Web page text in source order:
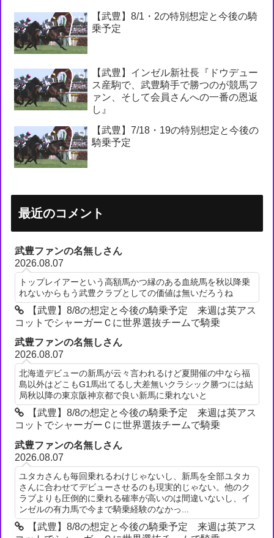
【武豊】8/1・2の特別想定と今後の騎
乗予定
【武豊】インゼル新社長『ドウデュー
ス産駒で、武豊騎手で勝つのが競馬フ
ァン、そして会員さんへの一番の恩返
し』
【武豊】7/18・19の特別想定と今後の
騎乗予定
最近のコメント
武豊ファンの名無しさん
2026.08.07
トップレイアーという高額馬かつ縁のある血統馬を秋以降乗
れないからもう武豊クラブとしての価値は無いだろうね
【武豊】8/8の想定と今後の騎乗予定 来週は英アス
コットでシャーガーＣに世界選抜チームで騎乗
武豊ファンの名無しさん
2026.08.07
北海道デビューの新馬が云々言われるけど夏開催の中なら福
島以外はどこもG1馬出てるし大差無いクラシック勝つには結
局秋以降の東京阪神京都で良い新馬に乗れないと
【武豊】8/8の想定と今後の騎乗予定 来週は英アス
コットでシャーガーＣに世界選抜チームで騎乗
武豊ファンの名無しさん
2026.08.07
ユタカさんも毎回乗れるわけじゃないし、新馬を全部ユタカ
さんに合わせてデビューさせるのも現実的じゃない。他のク
ラブよりも圧倒的に乗れる確率が高いのは間違いないし、イ
ンゼルの有力馬で今まで騎乗経験のなかっ...
【武豊】8/8の想定と今後の騎乗予定 来週は英アス